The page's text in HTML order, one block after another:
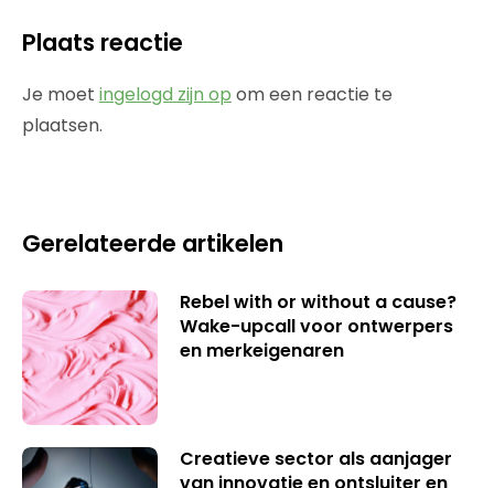
Plaats reactie
Je moet ingelogd zijn op om een reactie te
plaatsen.
Gerelateerde artikelen
Rebel with or without a cause?
Wake-upcall voor ontwerpers
en merkeigenaren
Creatieve sector als aanjager